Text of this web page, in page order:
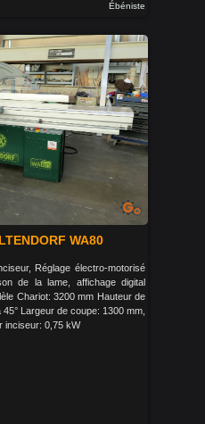
Ébéniste
WA80
Réglage électro-motorisé
de la lame, affichage digital
Chariot: 3200 mm Hauteur de
Largeur de coupe: 1300 mm,
inciseur: 0,75 kW